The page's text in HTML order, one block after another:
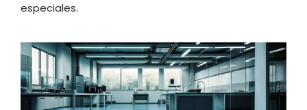
especiales.